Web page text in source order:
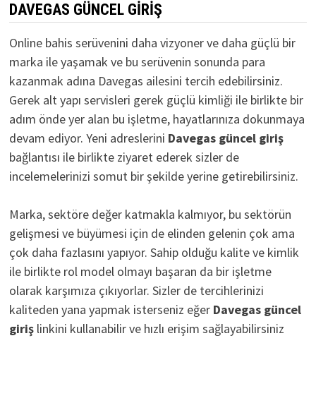
DAVEGAS GÜNCEL GIRIŞ
Online bahis serüvenini daha vizyoner ve daha güçlü bir
marka ile yaşamak ve bu serüvenin sonunda para
kazanmak adına Davegas ailesini tercih edebilirsiniz.
Gerek alt yapı servisleri gerek güçlü kimliği ile birlikte bir
adım önde yer alan bu işletme, hayatlarınıza dokunmaya
devam ediyor. Yeni adreslerini Davegas güncel giriş
bağlantısı ile birlikte ziyaret ederek sizler de
incelemelerinizi somut bir şekilde yerine getirebilirsiniz.
Marka, sektöre değer katmakla kalmıyor, bu sektörün
gelişmesi ve büyümesi için de elinden gelenin çok ama
çok daha fazlasını yapıyor. Sahip olduğu kalite ve kimlik
ile birlikte rol model olmayı başaran da bir işletme
olarak karşımıza çıkıyorlar. Sizler de tercihlerinizi
kaliteden yana yapmak isterseniz eğer Davegas güncel
giriş linkini kullanabilir ve hızlı erişim sağlayabilirsiniz